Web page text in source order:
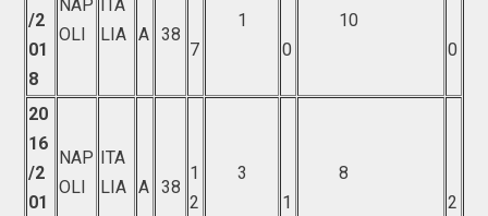
/2
01
8
NAP
OLI
ITA
LIA A 38
7
1
0
10
0
20
16
/2
01
NAP
OLI
ITA
LIA A 38
1
2
3
1
8
2